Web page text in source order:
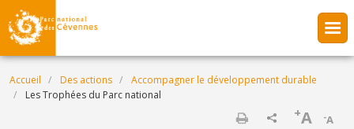
Aller au contenu principal
Fil d'Ariane
Accueil Des actions
Accompagner le développement durable
Les Trophées du Parc national
-A
+A